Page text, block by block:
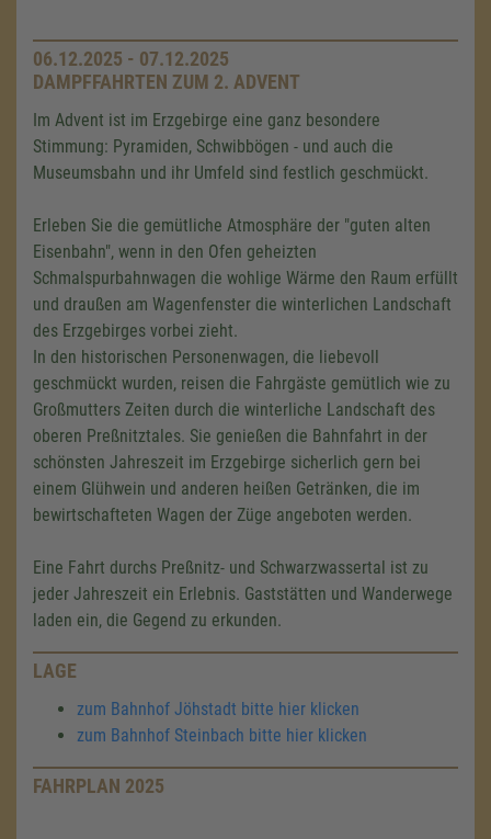
06.12.2025 - 07.12.2025
DAMPFFAHRTEN ZUM 2. ADVENT
Im Advent ist im Erzgebirge eine ganz besondere
Stimmung: Pyramiden, Schwibbögen - und auch die
Museumsbahn und ihr Umfeld sind festlich geschmückt.
Erleben Sie die gemütliche Atmosphäre der "guten alten
Eisenbahn", wenn in den Ofen geheizten
Schmalspurbahnwagen die wohlige Wärme den Raum erfüllt
und draußen am Wagenfenster die winterlichen Landschaft
des Erzgebirges vorbei zieht.
In den historischen Personenwagen, die liebevoll
geschmückt wurden, reisen die Fahrgäste gemütlich wie zu
Großmutters Zeiten durch die winterliche Landschaft des
oberen Preßnitztales. Sie genießen die Bahnfahrt in der
schönsten Jahreszeit im Erzgebirge sicherlich gern bei
einem Glühwein und anderen heißen Getränken, die im
bewirtschafteten Wagen der Züge angeboten werden.
Eine Fahrt durchs Preßnitz- und Schwarzwassertal ist zu
jeder Jahreszeit ein Erlebnis. Gaststätten und Wanderwege
laden ein, die Gegend zu erkunden.
LAGE
zum Bahnhof Jöhstadt bitte hier klicken
zum Bahnhof Steinbach bitte hier klicken
FAHRPLAN 2025